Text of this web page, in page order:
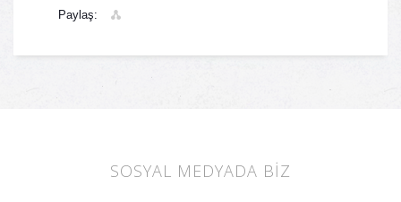
Paylaş:
SOSYAL MEDYADA BİZ